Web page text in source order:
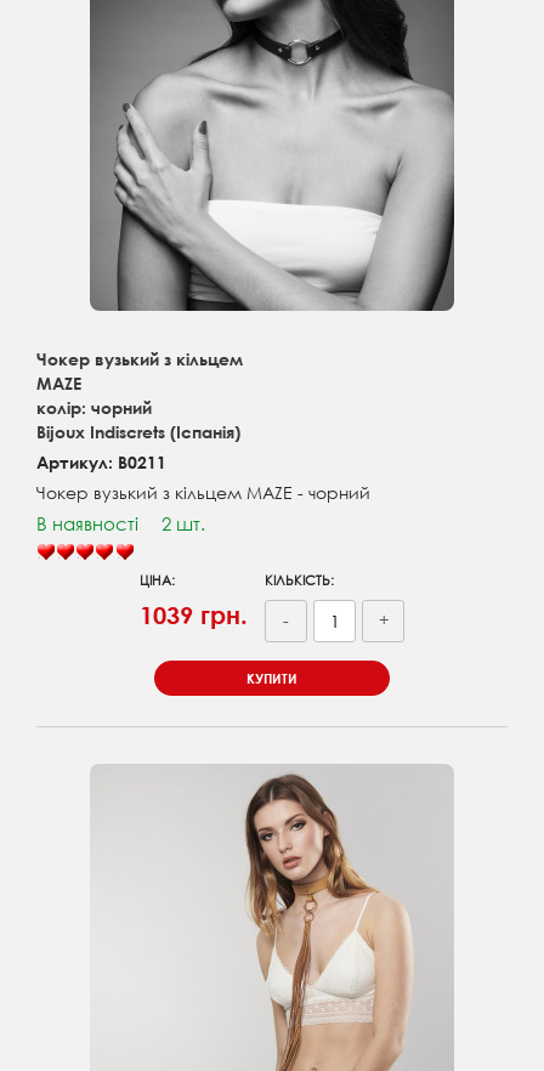
Чокер вузький з кільцем
MAZE
колір: чорний
Bijoux Indiscrets (Іспанія)
Артикул: B0211
Чокер вузький з кільцем MAZE - чорний
В наявності 2 шт.
ЦІНА:
1039 грн.
КІЛЬКІСТЬ:
- +
КУПИТИ